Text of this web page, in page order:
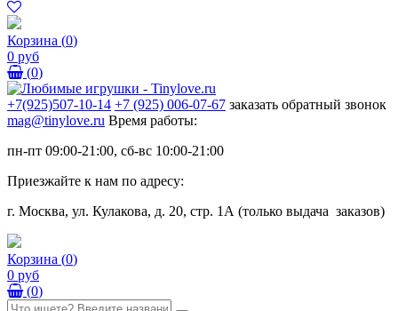
Корзина (0)
0 руб
(0)
+7(925)507-10-14 +7 (925) 006-07-67 заказать обратный звонок
mag@tinylove.ru Время работы:
пн-пт 09:00-21:00, сб-вс 10:00-21:00
Приезжайте к нам по адресу:
г. Москва, ул. Кулакова, д. 20, стр. 1А (только выдача заказов)
Корзина (0)
0 руб
(0)